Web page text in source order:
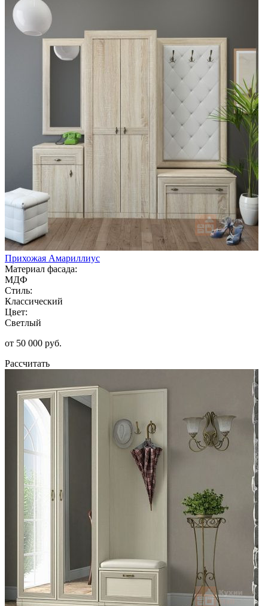
Прихожая Амариллиус
Материал фасада:
МДФ
Стиль:
Классический
Цвет:
Светлый
от 50 000 руб.
Рассчитать